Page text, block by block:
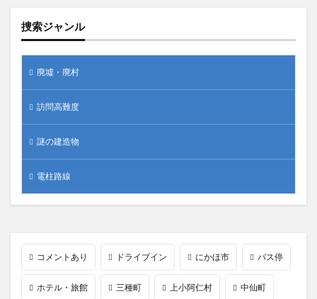
捜索ジャンル
廃墟・廃村
訪問高難度
謎の建造物
電柱路線
コメントあり ドライブイン にかほ市 バス停
ホテル・旅館 三種町 上小阿仁村 中仙町